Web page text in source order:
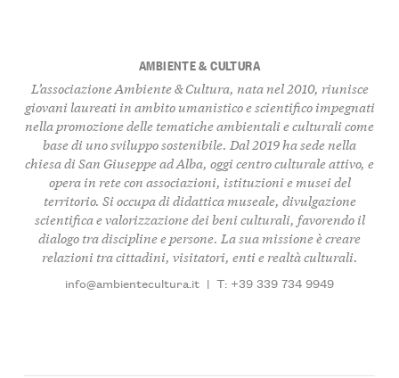
AMBIENTE & CULTURA
L’associazione Ambiente & Cultura, nata nel 2010, riunisce
giovani laureati in ambito umanistico e scientifico impegnati
nella promozione delle tematiche ambientali e culturali come
base di uno sviluppo sostenibile. Dal 2019 ha sede nella
chiesa di San Giuseppe ad Alba, oggi centro culturale attivo, e
opera in rete con associazioni, istituzioni e musei del
territorio. Si occupa di didattica museale, divulgazione
scientifica e valorizzazione dei beni culturali, favorendo il
dialogo tra discipline e persone. La sua missione è creare
relazioni tra cittadini, visitatori, enti e realtà culturali.
info@ambientecultura.it | T: +39 339 734 9949